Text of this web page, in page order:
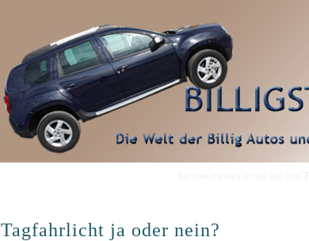
Tagfahrlicht ja oder nein?